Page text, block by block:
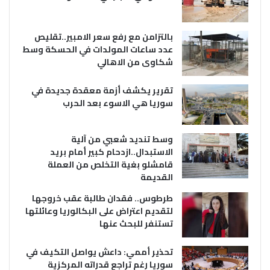
بالتزامن مع رفع سعر الامبير..تقليص
عدد ساعات المولدات في الحسكة وسط
شكاوى من الاهالي
تقرير يكشف أزمة معقدة جديدة في
سوريا هي الاسوء بعد الحرب
وسط تنديد شعبي من آلية
الاستبدال..ازدحام كبير أمام بريد
قامشلو بغية التخلص من العملة
القديمة
طرطوس.. فقدان طالبة عقب خروجها
لتقديم اعتراض على البكالوريا وعائلتها
تستنفر للبحث عنها
تحذير أممي: داعش يواصل التكيف في
سوريا رغم تراجع قدراته المركزية